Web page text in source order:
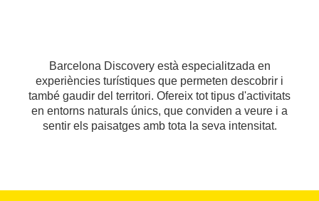
Barcelona Discovery està especialitzada en
experiències turístiques que permeten descobrir i
també gaudir del territori. Ofereix tot tipus d'activitats
en entorns naturals únics, que conviden a veure i a
sentir els paisatges amb tota la seva intensitat.